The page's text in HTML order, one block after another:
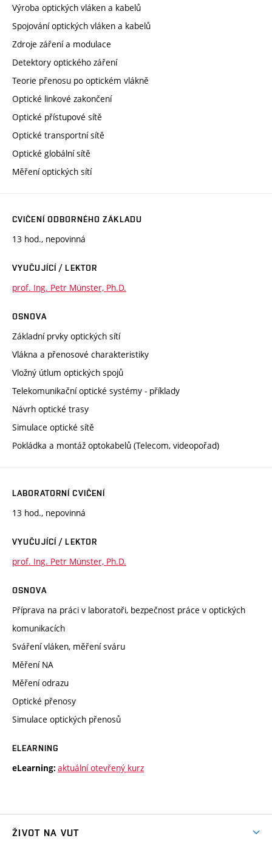
Výroba optických vláken a kabelů
Spojování optických vláken a kabelů
Zdroje záření a modulace
Detektory optického záření
Teorie přenosu po optickém vlákně
Optické linkové zakončení
Optické přístupové sítě
Optické transportní sítě
Optické globální sítě
Měření optických sítí
CVIČENÍ ODBORNÉHO ZÁKLADU
13 hod., nepovinná
VYUČUJÍCÍ / LEKTOR
prof. Ing. Petr Münster, Ph.D.
OSNOVA
Základní prvky optických sítí
Vlákna a přenosové charakteristiky
Vložný útlum optických spojů
Telekomunikační optické systémy - příklady
Návrh optické trasy
Simulace optické sítě
Pokládka a montáž optokabelů (Telecom, videopořad)
LABORATORNÍ CVIČENÍ
13 hod., nepovinná
VYUČUJÍCÍ / LEKTOR
prof. Ing. Petr Münster, Ph.D.
OSNOVA
Příprava na práci v laboratoři, bezpečnost práce v optických
komunikacích
Sváření vláken, měření sváru
Měření NA
Měření odrazu
Optické přenosy
Simulace optických přenosů
ELEARNING
eLearning: aktuální otevřený kurz
ŽIVOT NA VUT